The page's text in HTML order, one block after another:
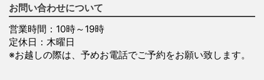
お問い合わせについて
営業時間：10時～19時
定休日：木曜日
※お越しの際は、予めお電話でご予約をお願い致します。